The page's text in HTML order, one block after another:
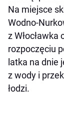
Na miejsce
Wodno-
z Włocławka
rozpoczęciu
latka na dnie
z wody i
łodzi.